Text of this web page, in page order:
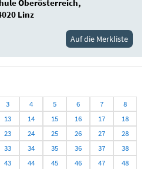
Oberösterreich,
Linz
Auf die Merkliste
3 4 5 6 7
8
13 14 15 16 17
18
23 24 25 26 27
28
33 34 35 36 37
38
43 44 45 46 47
48